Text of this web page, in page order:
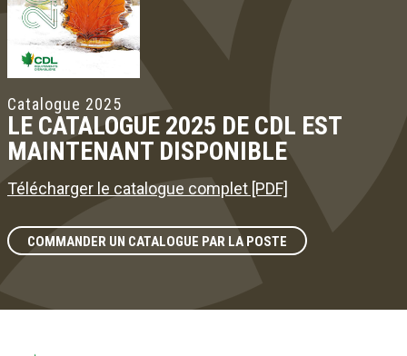
Catalogue 2025
LE CATALOGUE 2025 DE CDL EST
MAINTENANT DISPONIBLE
Télécharger le catalogue complet [PDF]
COMMANDER UN CATALOGUE PAR LA POSTE